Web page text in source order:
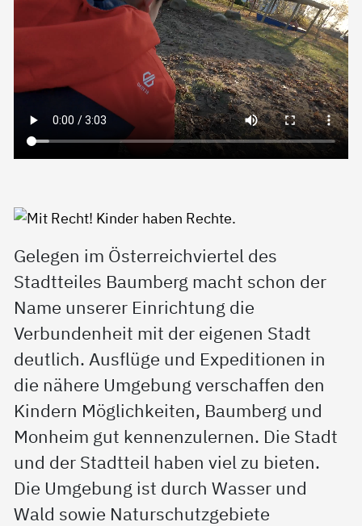
Gelegen im Österreichviertel des
Stadtteiles Baumberg macht schon der
Name unserer Einrichtung die
Verbundenheit mit der eigenen Stadt
deutlich. Ausflüge und Expeditionen in
die nähere Umgebung verschaffen den
Kindern Möglichkeiten, Baumberg und
Monheim gut kennenzulernen. Die Stadt
und der Stadtteil haben viel zu bieten.
Die Umgebung ist durch Wasser und
Wald sowie Naturschutzgebiete